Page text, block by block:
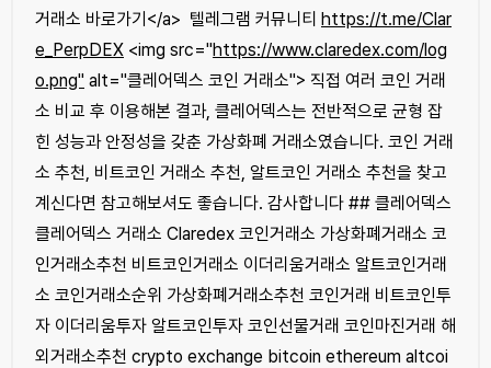
거래소 바로가기</a> 텔레그램 커뮤니티 https://t.me/Clar
e_PerpDEX <img src="https://www.claredex.com/log
o.png" alt="클레어덱스 코인 거래소"> 직접 여러 코인 거래
소 비교 후 이용해본 결과, 클레어덱스는 전반적으로 균형 잡
힌 성능과 안정성을 갖춘 가상화폐 거래소였습니다. 코인 거래
소 추천, 비트코인 거래소 추천, 알트코인 거래소 추천을 찾고
계신다면 참고해보셔도 좋습니다. 감사합니다 ## 클레어덱스
클레어덱스 거래소 Claredex 코인거래소 가상화폐거래소 코
인거래소추천 비트코인거래소 이더리움거래소 알트코인거래
소 코인거래소순위 가상화폐거래소추천 코인거래 비트코인투
자 이더리움투자 알트코인투자 코인선물거래 코인마진거래 해
외거래소추천 crypto exchange bitcoin ethereum altcoi